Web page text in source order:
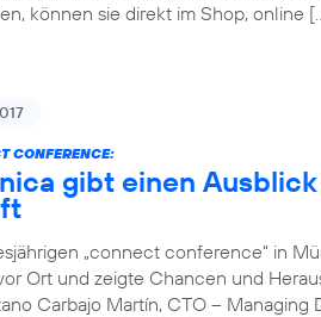
können sie direkt im Shop, online
CONFERENCE:
gibt einen
„connect conference“ in
Ort und zeigte Chancen und
Carbajo Martín, CTO –